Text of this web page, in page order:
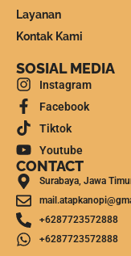
Layanan
Kontak Kami
SOSIAL MEDIA
Instagram
Facebook
Tiktok
Youtube
CONTACT
Surabaya, Jawa
+6287723572888
+6287723572888